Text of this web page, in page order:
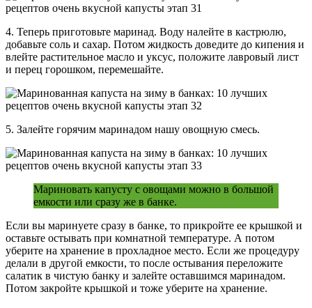
4. Теперь приготовьте маринад. Воду налейте в кастрюлю,
добавьте соль и сахар. Потом жидкость доведите до кипения и
влейте растительное масло и уксус, положите лавровый лист
и перец горошком, перемешайте.
5. Залейте горячим маринадом нашу овощную смесь.
Мариновать капусту с овощами можно в большой
емкости или сразу же в банке.
Если вы маринуете сразу в банке, то прикройте ее крышкой и
оставьте остывать при комнатной температуре. А потом
уберите на хранение в прохладное место. Если же процедуру
делали в другой емкости, то после остывания переложите
салатик в чистую банку и залейте оставшимся маринадом.
Потом закройте крышкой и тоже уберите на хранение.